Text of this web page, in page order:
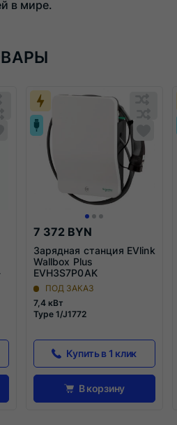
в мире.
Обновляю
список...
Обновляю
список...
Добавить
список
сравнения
7 372 BYN
Зарядная станция EVlink
Wallbox Plus
EVH3S7P0AK
ПОД ЗАКАЗ
7,4 кВт
Type 1/J1772
Купить в 1 клик
В корзину